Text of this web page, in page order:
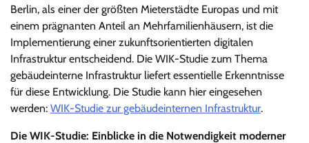
Berlin, als einer der größten Mieterstädte Europas und mit
einem prägnanten Anteil an Mehrfamilienhäusern, ist die
Implementierung einer zukunftsorientierten digitalen
Infrastruktur entscheidend. Die WIK-Studie zum Thema
gebäudeinterne Infrastruktur liefert essentielle Erkenntnisse
für diese Entwicklung. Die Studie kann hier eingesehen
werden: WIK-Studie zur gebäudeinternen Infrastruktur.
Die WIK-Studie: Einblicke in die Notwendigkeit moderner